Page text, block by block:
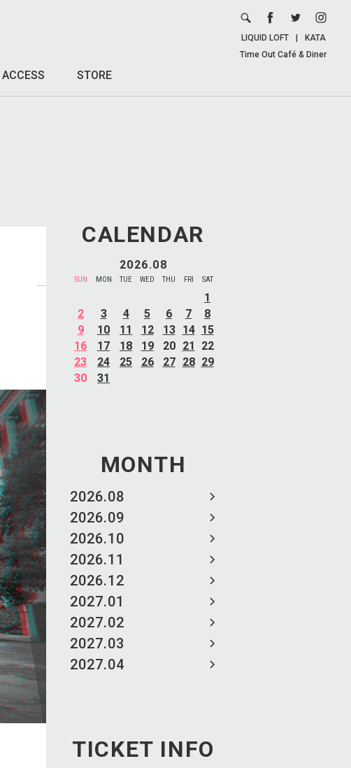
ACCESS STORE
LIQUID LOFT
KATA
Time Out Café & Diner
CALENDAR
2026.08
SUN MON TUE WED THU FRI SAT
1
2
3 4 5 6 7
8
9
10 11 12 13 14 15
16
17 18 19 20 21
22
23
24 25 26 27 28 29
30
31
MONTH
2026.08
2026.09
2026.10
2026.11
2026.12
2027.01
2027.02
2027.03
2027.04
TICKET INFO